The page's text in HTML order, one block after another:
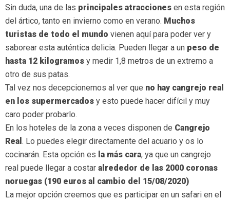
Sin duda, una de las principales atracciones en esta región
del ártico, tanto en invierno como en verano. Muchos
turistas de todo el mundo vienen aquí para poder ver y
saborear esta auténtica delicia. Pueden llegar a un peso de
hasta 12 kilogramos y medir 1,8 metros de un extremo a
otro de sus patas.
Tal vez nos decepcionemos al ver que no hay cangrejo real
en los supermercados y esto puede hacer difícil y muy
caro poder probarlo.
En los hoteles de la zona a veces disponen de Cangrejo
Real . Lo puedes elegir directamente del acuario y os lo
cocinarán. Esta opción es la más cara, ya que un cangrejo
real puede llegar a costar alrededor de las 2000 coronas
noruegas (190 euros al cambio del 15/08/2020)
La mejor opción creemos que es participar en un safari en el